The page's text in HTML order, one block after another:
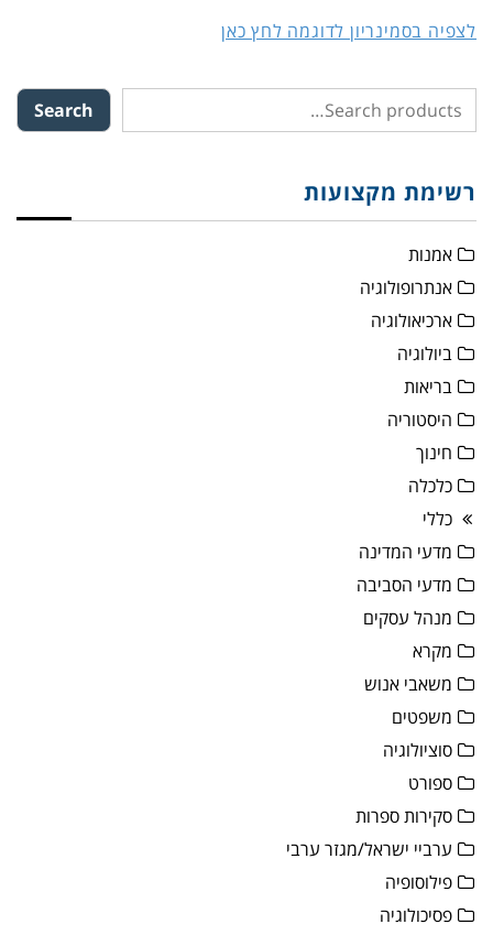
לצפיה בסמינריון לדוגמה לחץ כאן
Search
רשימת מקצועות
אמנות
אנתרופולוגיה
ארכיאולוגיה
ביולוגיה
בריאות
היסטוריה
חינוך
כלכלה
כללי
מדעי המדינה
מדעי הסביבה
מנהל עסקים
מקרא
משאבי אנוש
משפטים
סוציולוגיה
ספורט
סקירות ספרות
ערביי ישראל/מגזר ערבי
פילוסופיה
פסיכולוגיה